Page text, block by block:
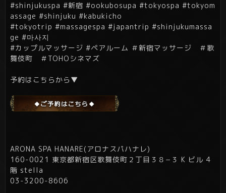
#shinjukuspa #新宿 #ookubosupa #tokyospa #tokyom
assage #shinjuku #kabukicho
#tokyotrip #massagespa #japantrip #shinjukumassa
ge #마사지
#カップルマッサージ #ペアルーム ＃新宿マッサージ ＃歌
舞伎町 ＃ TOHOシネマズ
予約はこちらから▼
ARONA SPA HANARE(アロナスパハナレ)
160-0021 東京都新宿区歌舞伎町２丁目３８−３ K ビル 4
階 stella
03-3200-8606